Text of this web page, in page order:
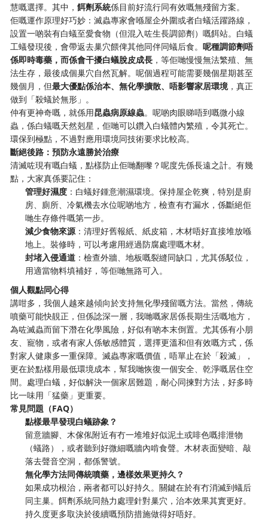
慧嘅選擇。其中，餌劑系統係目前好流行同有效嘅無殘留方案。
佢嘅運作原理好巧妙：滅蟲專家會喺屋企外圍或者白蟻活躍路線，
設置一啲裝有白蟻至愛食物（但混入咗生長調節劑）嘅餌站。白蟻
工蟻發現後，會帶返去巢穴餵俾其他同伴同蟻后食。呢種調節劑唔
係即時毒藥，而係會干擾白蟻脫皮成長 ，等佢哋慢慢無法繁殖、無
法生存，最後成個巢穴自然瓦解。呢個過程可能需要幾個星期甚至
幾個月，但最大優點係治本、無化學擴散、唔影響家居環境，真正
做到「殺蟻於無形」。
仲有更神奇嘅，就係用昆蟲病原線蟲。呢啲肉眼睇唔到嘅微小線
蟲，係白蟻嘅天然剋星，佢哋可以鑽入白蟻體內繁殖，令其死亡。
環保到極點，不過對應用環境同技術要求比較高。
斷絕後路：預防永遠勝於治療
清滅咗現有嘅白蟻，點樣防止佢哋翻嚟？呢度先係長遠之計。有幾
點，大家真係要記住：
管理好濕度 ：白蟻好鍾意潮濕環境。保持屋企乾爽，特別是廚
房、廁所、冷氣機去水位呢啲地方，檢查有冇漏水，係斷絕佢
哋生存條件嘅第一步。
減少食物來源：清理好舊報紙、紙皮箱，木材唔好直接堆放喺
地上。裝修時，可以考慮用經過防腐處理嘅木材。
封堵入侵通道 ：檢查外牆、地板嘅裂縫同缺口，尤其係駁位，
用適當物料填補好，等佢哋無路可入。
個人觀點同心得
講咁多，我個人越來越傾向於支持無化學殘留嘅方法。當然，傳統
噴藥可能快靚正，但係諗深一層，我哋嘅家居係長期生活嘅地方，
為咗滅蟲而留下潛在化學風險，好似有啲本末倒置。尤其係有小朋
友、寵物，或者有家人係敏感體質，選擇更溫和但有效嘅方式，係
對家人健康多一重保障。滅蟲專家嘅價值，唔單止在於「殺滅」，
更在於點樣用最低環境成本，幫我哋恢復一個安全、乾淨嘅居住空
間。處理白蟻，好似解決一個家居難題，耐心同揀對方法，好多時
比一味用「猛藥」更重要。
常見問題（FAQ）
點樣最早發現白蟻跡象？
留意牆腳、木傢俬附近有冇一堆堆好似泥土或啡色嘅排泄物
（蟻路），或者聽到好微細嘅牆內啃食聲。木材表面變暗、敲
落去聲音空洞，都係警號。
無化學方法同傳統噴藥，邊樣效果更持久？
如果成功根治，兩者都可以好持久。關鍵在於有冇消滅到蟻后
同主巢。餌劑系統同熱力處理針對巢穴，治本效果其實更好。
持久度更多取決於後續嘅預防措施做得好唔好。